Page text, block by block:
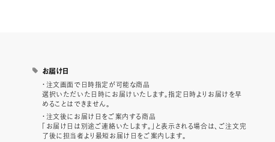
お届け日
・注文画面で日時指定が可能な商品
選択いただいた日時にお届けいたします。指定日時よりお届けを早
めることはできません。
・注文後にお届け日をご案内する商品
「お届け日は別途ご連絡いたします。」と表示される場合は、ご注文完
了後に担当者より最短お届け日をご案内します。